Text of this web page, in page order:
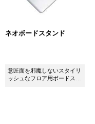
ネオボードスタンド
意匠面を邪魔しないスタイリ
ッシュなフロア用ボードスタ